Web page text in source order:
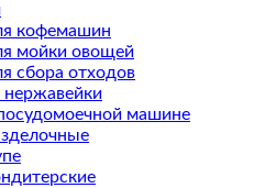
кофемашин
мойки овощей
сбора отходов
машине